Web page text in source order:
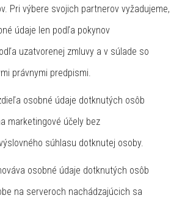
Pri výbere svojich partnerov vyžadujeme,
údaje len podľa pokynov
uzatvorenej zmluvy a v súlade so
právnymi predpismi.
osobné údaje dotknutých osôb
marketingové účely bez
súhlasu dotknutej osoby.
osobné údaje dotknutých osôb
na serveroch nachádzajúcich sa